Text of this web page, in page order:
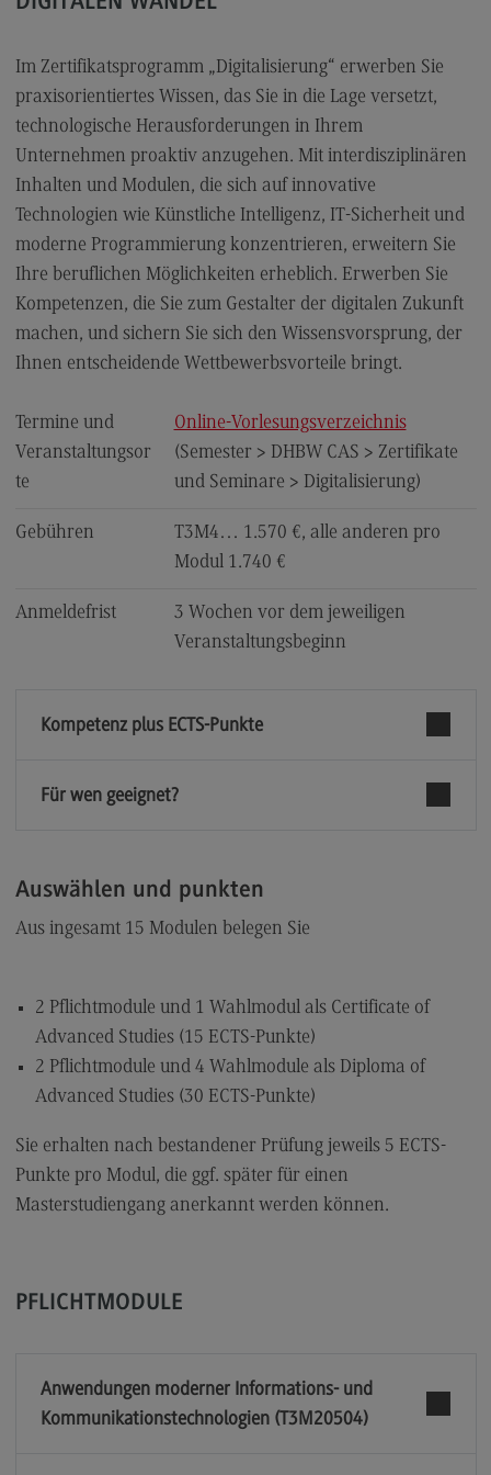
FAQ für Einzelpersonen
Satzungen
Die Hochschule
Hochschulweiterbildung@BW
DHBW CAS Masterangebot
(External link)
DHBW
(External link)
Ansprechpersonen
Wegbeschreibung
Im Zertifikatsprogramm „Digitalisierung“ erwerben Sie
praxisorientiertes Wissen, das Sie in die Lage versetzt,
technologische Herausforderungen in Ihrem
Unternehmen proaktiv anzugehen. Mit interdisziplinären
Inhalten und Modulen, die sich auf innovative
Technologien wie Künstliche Intelligenz, IT-Sicherheit und
moderne Programmierung konzentrieren, erweitern Sie
Ihre beruflichen Möglichkeiten erheblich. Erwerben Sie
Kompetenzen, die Sie zum Gestalter der digitalen Zukunft
machen, und sichern Sie sich den Wissensvorsprung, der
Ihnen entscheidende Wettbewerbsvorteile bringt.
Termine und
Veranstaltungsor
te
Online-Vorlesungsverzeichnis
(Semester > DHBW CAS > Zertifikate
und Seminare > Digitalisierung)
Gebühren
T3M4… 1.570 €, alle anderen pro
Modul 1.740 €
Anmeldefrist
3 Wochen vor dem jeweiligen
Veranstaltungsbeginn
Kompetenz plus ECTS-Punkte
Für wen geeignet?
Auswählen und punkten
Aus ingesamt 15 Modulen belegen Sie
2 Pflichtmodule und 1 Wahlmodul als Certificate of
Advanced Studies (15 ECTS-Punkte)
2 Pflichtmodule und 4 Wahlmodule als Diploma of
Advanced Studies (30 ECTS-Punkte)
Sie erhalten nach bestandener Prüfung jeweils 5 ECTS-
Punkte pro Modul, die ggf. später für einen
Masterstudiengang anerkannt werden können.
PFLICHTMODULE
Anwendungen moderner Informations- und
Kommunikationstechnologien (T3M20504)